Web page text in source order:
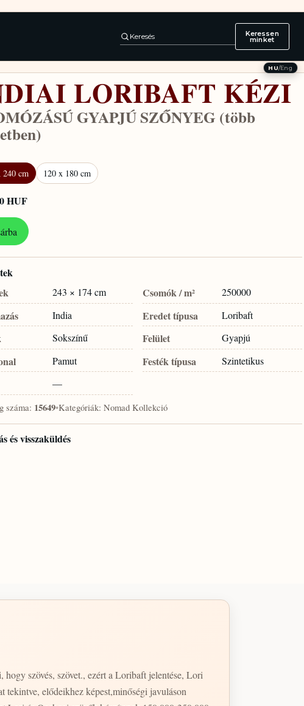
Keresés Keressen
minket
HU/Eng
LORIBAFT KÉZI
GYAPJÚ SZŐNYEG (több
240 cm
120 x 180 cm
HUF
243 × 174 cm Csomók / m² 250000
India Eredet típusa Loribaft
Sokszínű Felület Gyapjú
Pamut Festék típusa Szintetikus
—
száma: 15649•Kategóriák: Nomad Kollekció
és visszaküldés
szövés, szövet., ezért a Loribaft jelentése, Lori
tekintve, elődeikhez képest,minőségi javuláson